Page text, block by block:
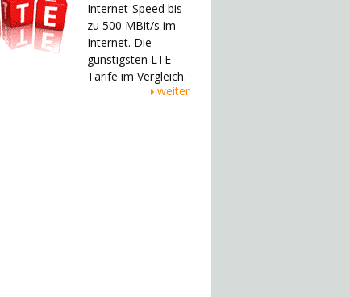
Internet-Speed bis
zu 500 MBit/s im
Internet. Die
günstigsten LTE-
Tarife im Vergleich.
weiter